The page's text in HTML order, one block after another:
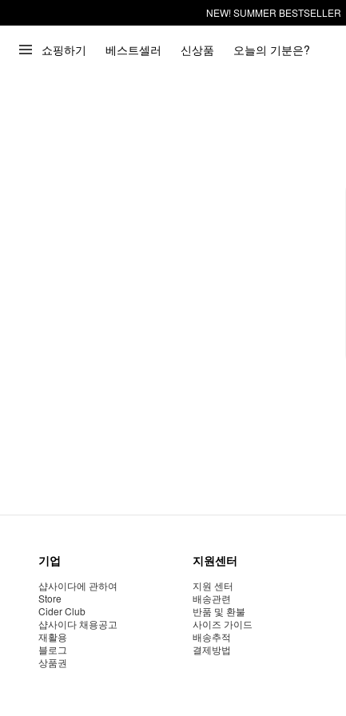
NEW! SUMMER BESTSELLER
쇼핑하기 베스트셀러 신상품 오늘의 기분은?
기업
샵사이다에 관하여
Store
Cider Club
샵사이다 채용공고
재활용
블로그
상품권
지원센터
지원 센터
배송관련
반품 및 환불
사이즈 가이드
배송추적
결제방법